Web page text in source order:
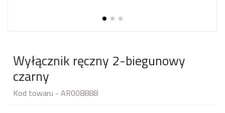
Wyłącznik ręczny 2-biegunowy
czarny
Kod towaru - AR008888